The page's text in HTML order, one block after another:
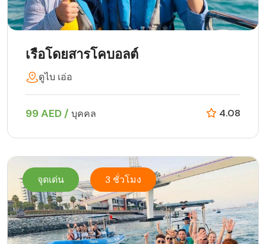
เรือโดยสารโคบอลต์
ดูไบ เอ่อ
99 AED / บุคคล 4.08
จุดเด่น 3 ชั่วโมง